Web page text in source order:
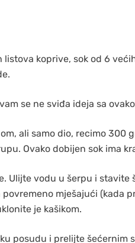
listova koprive, sok od 6
se ne sviđa ideja sa
ali samo dio, recimo 300
Ovako dobijen sok ima
Ulijte vodu u šerpu i stavite
mješajući (kada
je kašikom.
posudu i prelijte